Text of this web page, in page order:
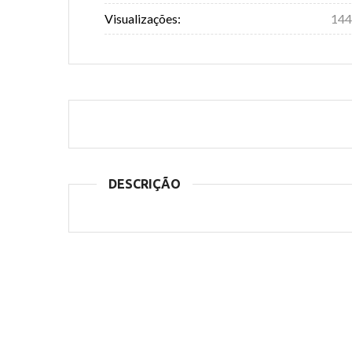
Visualizações:
DESCRIÇÃO